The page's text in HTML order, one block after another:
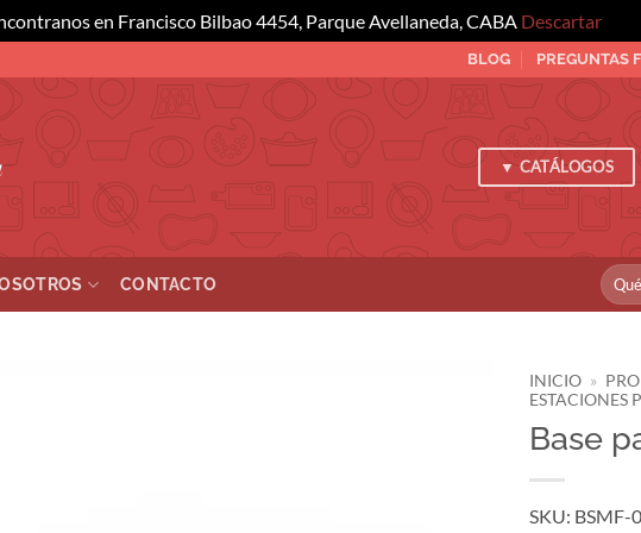
en Francisco Bilbao 4454, Parque Avellaneda, CABA Descartar
BLOG PREGUNTAS
▼ CATÁLOGOS
CONTACTO
Buscar
por:
INICIO »
ESTACIONES
Base
SKU: BSMF-